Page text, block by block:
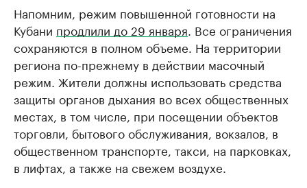
Напомним, режим повышенной готовности на
Кубани продлили до 29 января . Все ограничения
сохраняются в полном объеме. На территории
региона по-прежнему в действии масочный
режим. Жители должны использовать средства
защиты органов дыхания во всех общественных
местах, в том числе, при посещении объектов
торговли, бытового обслуживания, вокзалов, в
общественном транспорте, такси, на парковках,
в лифтах, а также на свежем воздухе.